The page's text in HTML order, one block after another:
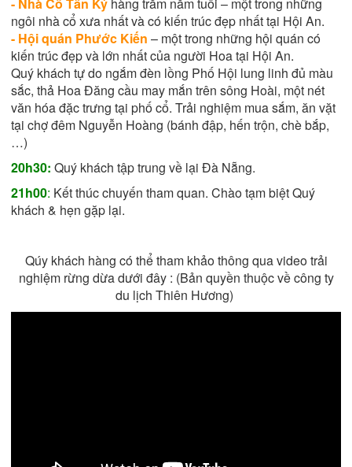
ngôi nhà cổ xưa nhất và có kiến trúc đẹp nhất tại Hội An.
- Hội quán Phước Kiến – một trong những hội quán có
kiến trúc đẹp và lớn nhất của người Hoa tại Hội An.
Quý khách tự do ngắm đèn lồng Phố Hội lung linh đủ màu
sắc, thả Hoa Đăng cầu may mắn trên sông Hoài, một nét
văn hóa đặc trưng tại phố cổ. Trải nghiệm mua sắm, ăn vặt
tại chợ đêm Nguyễn Hoàng (bánh đập, hến trộn, chè bắp,
…)
20h30: Quý khách tập trung về lại Đà Nẵng.
21h00: Kết thúc chuyến tham quan. Chào tạm biệt Quý
khách & hẹn gặp lại.
Qúy khách hàng có thể tham khảo thông qua video trải
nghiệm rừng dừa dưới đây : (Bản quyền thuộc về công ty
du lịch Thiên Hương)